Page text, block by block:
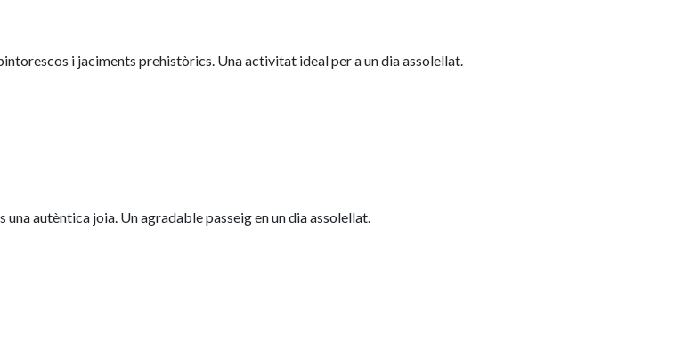
i jaciments prehistòrics. Una activitat ideal per a un dia assolellat.
autèntica joia. Un agradable passeig en un dia assolellat.